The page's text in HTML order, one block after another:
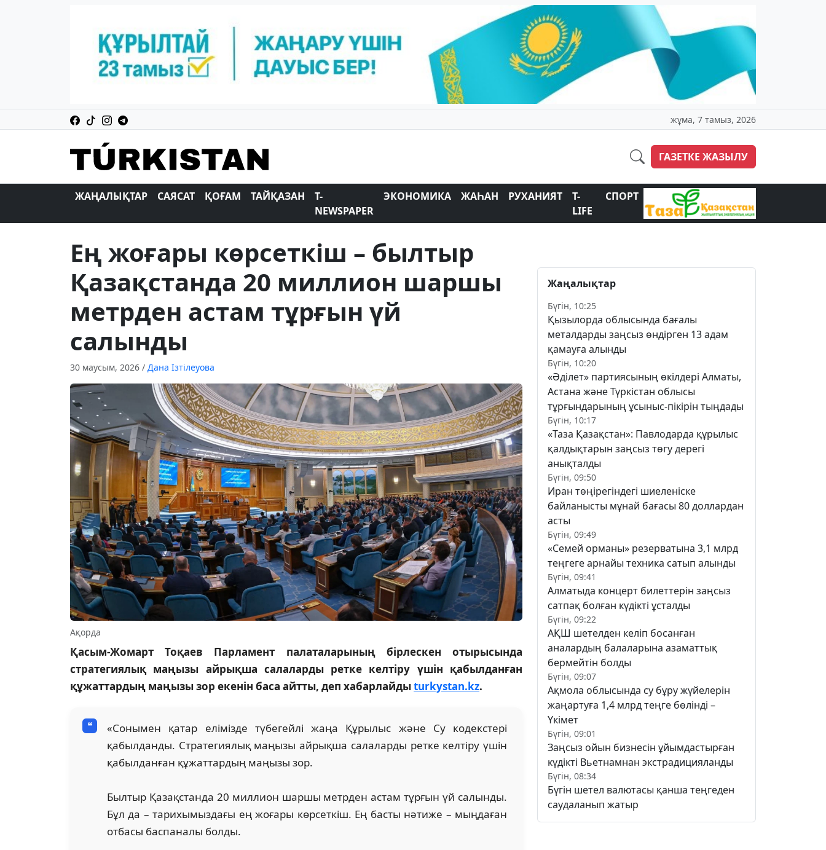
жұма, 7 тамыз, 2026
ГАЗЕТКЕ ЖАЗЫЛУ
ЖАҢАЛЫҚТАР САЯСАТ ҚОҒАМ ТАЙҚАЗАН
T-
NEWSPAPER
ЭКОНОМИКА ЖАҺАН РУХАНИЯТ
T-
LIFE
СПОРТ
Ең жоғары көрсеткіш – былтыр
Қазақстанда 20 миллион шаршы
метрден астам тұрғын үй
салынды
30 маусым, 2026 / Дана Ізтілеуова
Ақорда
Қасым-Жомарт Тоқаев Парламент палаталарының бірлескен отырысында
стратегиялық маңызы айрықша салаларды ретке келтіру үшін қабылданған
құжаттардың маңызы зор екенін баса айтты, деп хабарлайдыturkystan.kz.
«Сонымен қатар елімізде түбегейлі жаңа Құрылыс және Су кодекстері
қабылданды. Стратегиялық маңызы айрықша салаларды ретке келтіру үшін
қабылданған құжаттардың маңызы зор.
Былтыр Қазақстанда 20 миллион шаршы метрден астам тұрғын үй салынды.
Бұл да – тарихымыздағы ең жоғары көрсеткіш. Ең басты нәтиже – мыңдаған
отбасы баспаналы болды.
Жаңалықтар
Бүгін, 10:25
Қызылорда облысында бағалы
металдарды заңсыз өндірген 13 адам
қамауға алынды
Бүгін, 10:20
«Әділет» партиясының өкілдері Алматы,
Астана және Түркістан облысы
тұрғындарының ұсыныс-пікірін тыңдады
Бүгін, 10:17
«Таза Қазақстан»: Павлодарда құрылыс
қалдықтарын заңсыз төгу дерегі
анықталды
Бүгін, 09:50
Иран төңірегіндегі шиеленіске
байланысты мұнай бағасы 80 доллардан
асты
Бүгін, 09:49
«Семей орманы» резерватына 3,1 млрд
теңгеге арнайы техника сатып алынды
Бүгін, 09:41
Алматыда концерт билеттерін заңсыз
сатпақ болған күдікті ұсталды
Бүгін, 09:22
АҚШ шетелден келіп босанған
аналардың балаларына азаматтық
бермейтін болды
Бүгін, 09:07
Ақмола облысында су бұру жүйелерін
жаңартуға 1,4 млрд теңге бөлінді –
Үкімет
Бүгін, 09:01
Заңсыз ойын бизнесін ұйымдастырған
күдікті Вьетнамнан экстрадицияланды
Бүгін, 08:34
Бүгін шетел валютасы қанша теңгеден
саудаланып жатыр